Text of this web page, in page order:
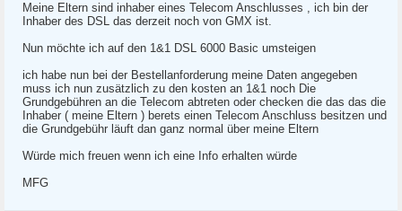
Meine Eltern sind inhaber eines Telecom Anschlusses , ich bin der
Inhaber des DSL das derzeit noch von GMX ist.
Nun möchte ich auf den 1&1 DSL 6000 Basic umsteigen
ich habe nun bei der Bestellanforderung meine Daten angegeben
muss ich nun zusätzlich zu den kosten an 1&1 noch Die
Grundgebühren an die Telecom abtreten oder checken die das das die
Inhaber ( meine Eltern ) berets einen Telecom Anschluss besitzen und
die Grundgebühr läuft dan ganz normal über meine Eltern
Würde mich freuen wenn ich eine Info erhalten würde
MFG